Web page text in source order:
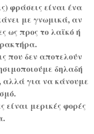
φράσεις είναι ένα
με γνωμικά, αν
ως προς το λαϊκό ή
που δεν αποτελούν
δηλαδή
αλλά για να κάνουμε
είναι μερικές φορές